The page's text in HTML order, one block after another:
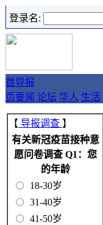
登录名:
首
页
导报
要闻 论坛 华人 生活
【 导报调查 】
有关新冠疫苗接种意
愿问卷调查 Q1：您
的年龄
18-30岁
31-40岁
41-50岁